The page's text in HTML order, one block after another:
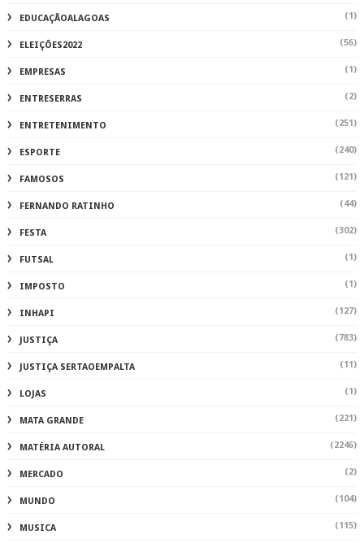
EDUCAÇÃOALAGOAS (1)
ELEIÇÕES2022 (56)
EMPRESAS (1)
ENTRESERRAS (2)
ENTRETENIMENTO (251)
ESPORTE (240)
FAMOSOS (121)
FERNANDO RATINHO (44)
FESTA (302)
FUTSAL (1)
IMPOSTO (1)
INHAPI (127)
JUSTIÇA (783)
JUSTIÇA SERTAOEMPALTA (11)
LOJAS (1)
MATA GRANDE (221)
MATÉRIA AUTORAL (2246)
MERCADO (2)
MUNDO (104)
MUSICA (115)